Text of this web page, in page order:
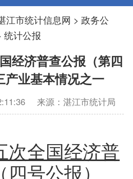
江市统计信息网 >政务公
统计公报
经济普查公报（第四
业基本情况之一
来源：湛江市统计局
次全国经济普
号公报）